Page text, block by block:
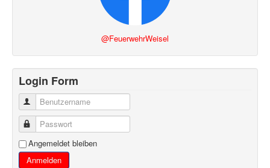
@FeuerwehrWeisel
Login Form
Benutzername
Passwort
Angemeldet bleiben
Anmelden